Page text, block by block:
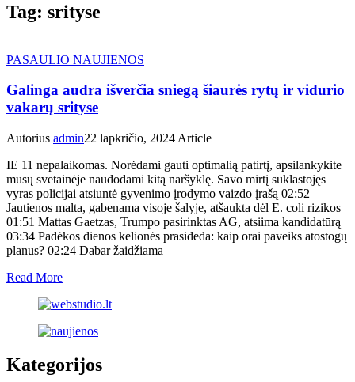
Tag: srityse
PASAULIO NAUJIENOS
Galinga audra išverčia sniegą šiaurės rytų ir vidurio
vakarų srityse
Autorius admin22 lapkričio, 2024 Article
IE 11 nepalaikomas. Norėdami gauti optimalią patirtį, apsilankykite
mūsų svetainėje naudodami kitą naršyklę. Savo mirtį suklastojęs
vyras policijai atsiuntė gyvenimo įrodymo vaizdo įrašą 02:52
Jautienos malta, gabenama visoje šalyje, atšaukta dėl E. coli rizikos
01:51 Mattas Gaetzas, Trumpo pasirinktas AG, atsiima kandidatūrą
03:34 Padėkos dienos kelionės prasideda: kaip orai paveiks atostogų
planus? 02:24 Dabar žaidžiama
Read More
Kategorijos